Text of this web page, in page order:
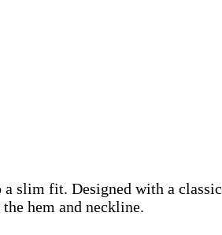
slim fit. Designed with a classic
hem and neckline.